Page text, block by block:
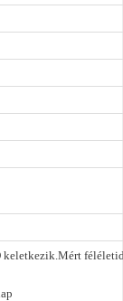
keletkezik.Mért